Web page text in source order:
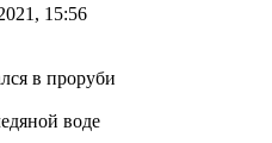
15:56
воде